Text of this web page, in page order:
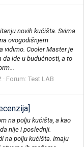
novih kućišta. Svima
ovogodišnjem
vidimo. Cooler Master je
ide u budućnosti, a to
Forum: Test LAB
na polju kućišta, a kao
nije i poslednji.
na polju kućišta. Imaju